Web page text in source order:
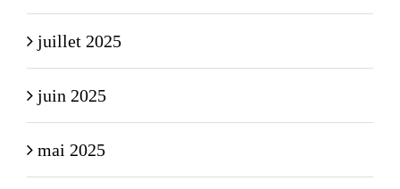
juillet 2025
juin 2025
mai 2025